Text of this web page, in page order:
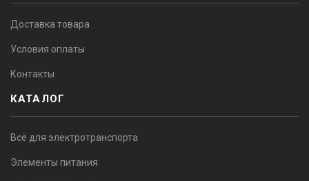
Доставка товара
Условия оплаты
Контакты
КАТАЛОГ
Всё для электротранспорта
Элементы питания